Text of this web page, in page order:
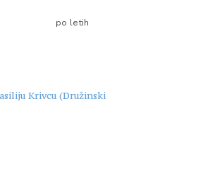
po letih
Krivcu (Družinski